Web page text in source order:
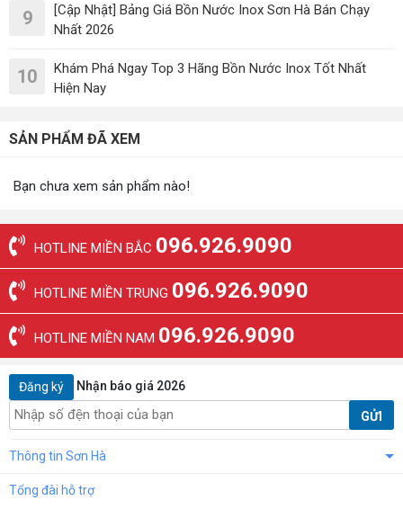
9
[Cập Nhật] Bảng Giá Bồn Nước Inox Sơn Hà Bán Chạy
Nhất 2026
10
Khám Phá Ngay Top 3 Hãng Bồn Nước Inox Tốt Nhất
Hiện Nay
SẢN PHẨM ĐÃ XEM
Bạn chưa xem sản phẩm nào!
HOTLINE MIỀN BẮC 096.926.9090
HOTLINE MIỀN TRUNG 096.926.9090
HOTLINE MIỀN NAM 096.926.9090
Đăng ký Nhận báo giá 2026
GỬI
Thông tin Sơn Hà
Tổng đài hỗ trợ